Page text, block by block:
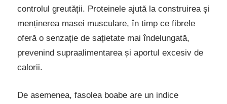
controlul greutății. Proteinele ajută la construirea și
menținerea masei musculare, în timp ce fibrele
oferă o senzație de sațietate mai îndelungată,
prevenind supraalimentarea și aportul excesiv de
calorii.
De asemenea, fasolea boabe are un indice